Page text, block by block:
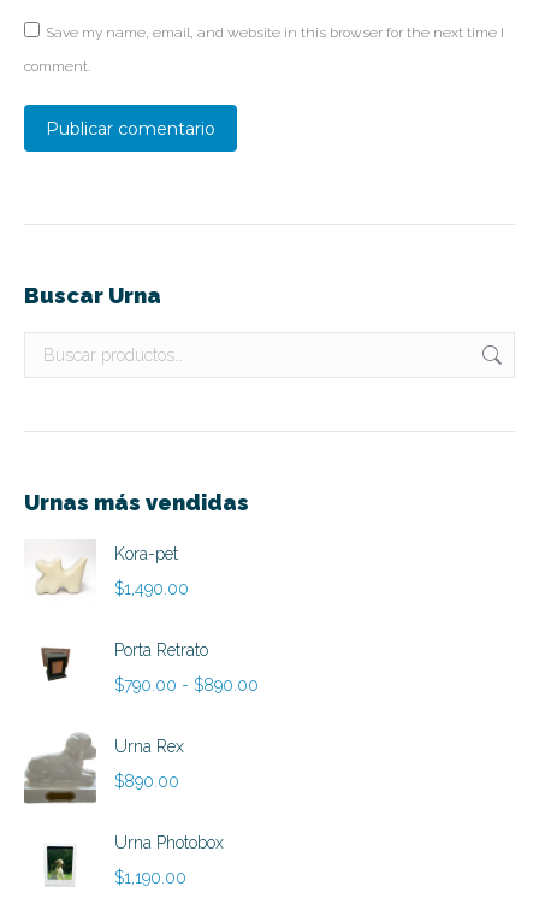
Save my name, email, and website in this browser for the next time I
comment.
Publicar comentario
Buscar Urna
Urnas más vendidas
Kora-pet
$1,490.00
Porta Retrato
$790.00 - $890.00
Urna Rex
$890.00
Urna Photobox
$1,190.00